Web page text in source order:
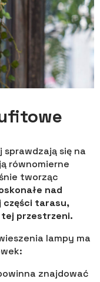
się na
równomierne
tworząc
nad
części tarasu,
przestrzeni.
lampy ma
znajdować